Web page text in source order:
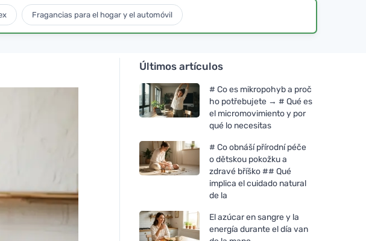
Fragancias para el hogar y el automóvil
Últimos artículos
# Co es mikropohyb a proč
ho potřebujete → # Qué es
el micromovimiento y por
qué lo necesitas
# Co obnáší přírodní péče
o dětskou pokožku a
zdravé bříško ## Qué
implica el cuidado natural
de la
El azúcar en sangre y la
energía durante el día van